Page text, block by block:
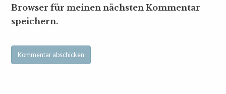
Browser für meinen nächsten Kommentar
speichern.